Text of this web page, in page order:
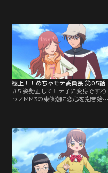
と、春井は大好きなメル友の男の子
に「写りのいい写真」を送ってしま
い、会いたいのに会えないでいると
いう。会うとニキビ肌がばれてしま
うことにひどく悩んでいるのだっ
た…。【提供：バンダイチャンネ
ル】
極上！！めちゃモテ委員長 第05話
＃5 姿勢正してモテ子に変身ですわ
っ／MM3の東條潮に恋心を抱き始め
子の亜莉沙に未海は胸のざわつきを
覚える。仲の良い二人の様子を見る
につけ胸がズキズキと痛むが、自分
の気持ちに鈍感な未海は恋わずらい
には気がつかないのだった。【提
供：バンダイチャンネル】